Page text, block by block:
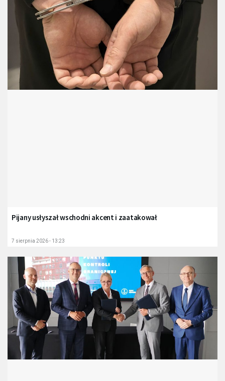
Pijany usłyszał wschodni akcent i zaatakował
7 sierpnia 2026 - 13:23